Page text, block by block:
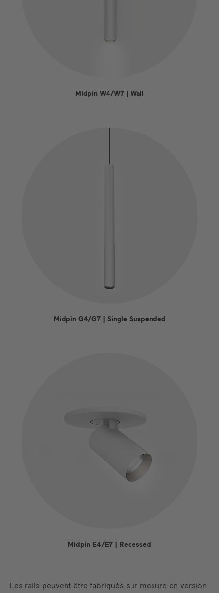
Midpin W4/W7 | Wall
Midpin G4/G7 | Single Suspended
Midpin E4/E7 | Recessed
Les rails peuvent être fabriqués sur mesure en version